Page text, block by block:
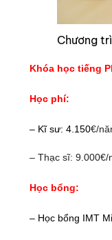
Chương
Khóa học tiếng
Học phí:
– Kĩ sư: 4.150€/
– Thạc sĩ: 9.000€/
Học bổng:
– Học bổng IMT